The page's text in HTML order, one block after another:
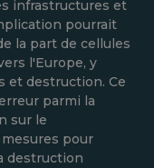
infrastructures et
pourrait
la part de cellules
l'Europe, y
et destruction. Ce
parmi la
sur le
pour
destruction